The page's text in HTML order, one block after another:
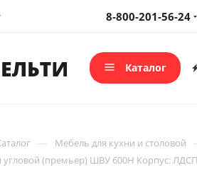
8-800-201-56-24
Каталог
— Мебель для кухни и столовой
(премьер) ШВУ 600Н Корпус: